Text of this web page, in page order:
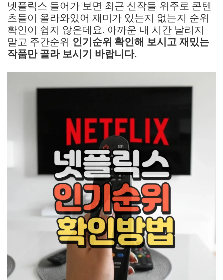
넷플릭스 들어가 보면 최근 신작들 위주로 콘텐
츠들이 올라와있어 재미가 있는지 없는지 순위
확인이 쉽지 않은데요. 아까운 내 시간 날리지
말고 주간순위 인기순위 확인해 보시고 재밌는
작품만 골라 보시기 바랍니다.